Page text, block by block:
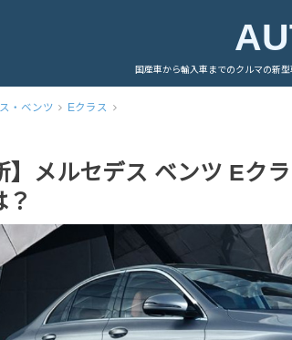
国産車から輸入車までのクルマの新
・ベンツ Eクラス
】メルセデス ベンツ Eク